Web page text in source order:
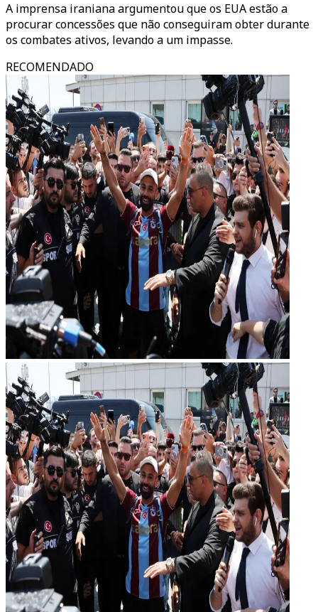
A imprensa iraniana argumentou que os EUA estão a
procurar concessões que não conseguiram obter durante
os combates ativos, levando a um impasse.
RECOMENDADO